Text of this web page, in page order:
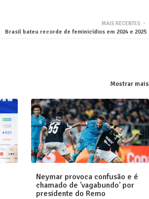
MAIS RECENTES
Brasil bateu recorde de feminicídios em 2024 e 2025
Mostrar mais
Neymar provoca confusão e é
chamado de 'vagabundo' por
presidente do Remo